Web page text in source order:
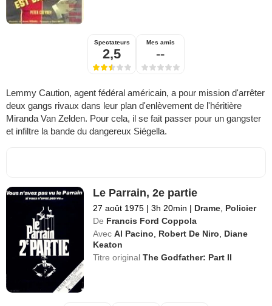
Spectateurs
2,5
Mes amis
--
Lemmy Caution, agent fédéral américain, a pour mission d'arrêter
deux gangs rivaux dans leur plan d'enlèvement de l'héritière
Miranda Van Zelden. Pour cela, il se fait passer pour un gangster
et infiltre la bande du dangereux Siégella.
Le Parrain, 2e partie
27 août 1975 | 3h 20min | Drame Policier
De Francis Ford Coppola
Avec Al Pacino Robert De Niro
Diane
Keaton
Titre originalThe Godfather: Part II